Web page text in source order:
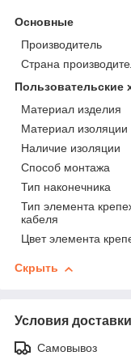
Основные
Производитель
Страна
Пользовательские
Материал изделия
Материал изоляции
Наличие изоляции
Способ монтажа
Тип наконечника
Тип элемента
кабеля
Цвет элемента
Скрыть
Условия доставки
Самовывоз